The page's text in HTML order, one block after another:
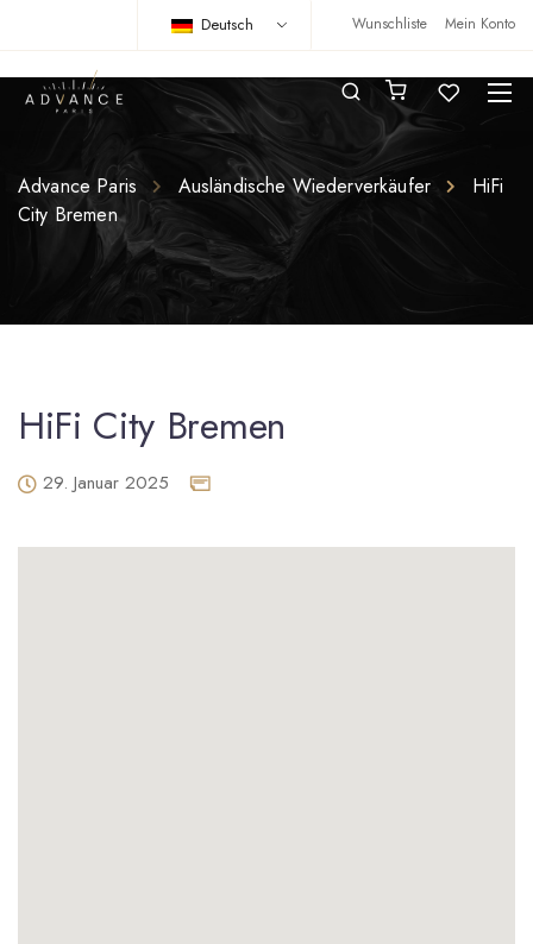
Wunschliste Mein Konto
Deutsch
Advance Paris Ausländische Wiederverkäufer
HiFi
City Bremen
HiFi City Bremen
29. Januar 2025